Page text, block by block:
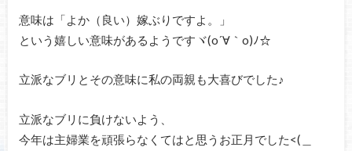
意味は「よか（良い）嫁ぶりですよ。」
という嬉しい意味があるようですヾ(o´∀｀o)ﾉ☆
立派なブリとその意味に私の両親も大喜びでした♪
立派なブリに負けないよう、
今年は主婦業を頑張らなくてはと思うお正月でした<(＿